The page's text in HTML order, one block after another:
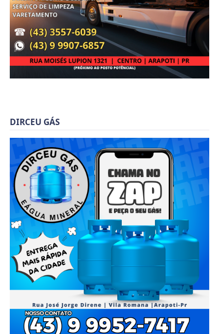
DIRCEU GÁS